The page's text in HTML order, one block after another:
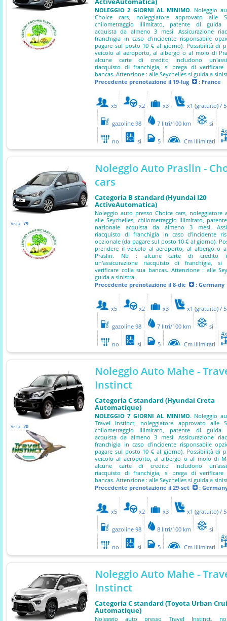
NOLEGGIO 2 GIORNI AL MINIMO. Noleggio
Choice cars, noleggiatore approvato alle
chilometraggio illimitato, patente di guida
acquista da almeno 3 mesi. Assicurazione
franchigia in caso d'incidente risponsabile
pagare sul posto 10 € al giorno). Possibilità di
veicolo al aeroporto, al albergo o al molo di
alcune carte di credito includono
riacquisto di franchigia, si prega di verificare
bancas. Attenzione : alle Seychelles si guida a
Precedente prenotazione il 19-lug : France
x5 x2 x3 x1 (gratuito) /
gazoline 98 7 litri/100 km sì
no sì 5 Cm illimitati
Vista :79
Noleggio Auto Praslin -
cars
Categoria B standard (Hyundai I20
ActiveAutomatica)
Noleggio auto presso Choice cars, noleggiatore
alle Seychelles, chilometraggio illimitato,
nazionale acquista da almeno 3 mesi.
riacquisto di franchigia in caso d'incidente
opzionale (da pagare sul posto 10 € al giorno).
prendere il veicolo al aeroporto, al albergo o
Praslin. Nb : alcune carte di credito
un'assicurazione riacquisto di franchigia,
verificare colla sua bancas. Attenzione : alle
guida a sinistra.
Precedente prenotazione il 8-dic : Germany
x5 x2 x3 x1 (gratuito) /
gazoline 98 7 litri/100 km sì
no sì 5 Cm illimitati
Vista :20
Noleggio Auto Mahe -
Instinct
Categoria C standard (Hyundai Creta
Automatique)
NOLEGGIO 7 GIORNI AL MINIMO. Noleggio
Travel Instinct, noleggiatore approvato alle
chilometraggio illimitato, patente di guida
acquista da almeno 3 mesi. Assicurazione
franchigia in caso d'incidente risponsabile
pagare sul posto 10 € al giorno). Possibilità di
veicolo al aeroporto, al albergo o al molo di
alcune carte di credito includono
riacquisto di franchigia, si prega di verificare
bancas. Attenzione : alle Seychelles si guida a
Precedente prenotazione il 29-set :
x5 x2 x3 x1 (gratuito) /
gazoline 98 8 litri/100 km sì
no sì 5 Cm illimitati
Noleggio Auto Mahe -
Instinct
Categoria C standard (Toyota Urban
Automatique)
Noleggio auto presso Travel Instinct,